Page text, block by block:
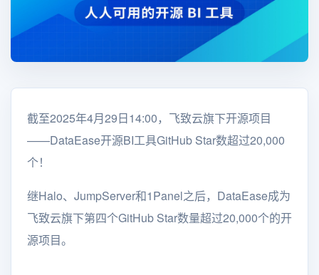
截至2025年4月29日14:00，飞致云旗下开源项目
——DataEase开源BI工具GitHub Star数超过20,000
个！
继Halo、JumpServer和1Panel之后，DataEase成为
飞致云旗下第四个GitHub Star数量超过20,000个的开
源项目。